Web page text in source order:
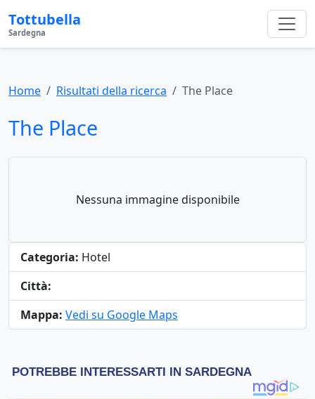
Tottubella
Sardegna
Home Risultati della ricerca The Place
The Place
Nessuna immagine disponibile
Categoria: Hotel
Città:
Mappa: Vedi su Google Maps